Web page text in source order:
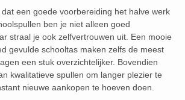
een goede voorbereiding het halve werk
ben je niet alleen goed
straal je ook zelfvertrouwen uit. Een mooie
gevulde schooltas maken zelfs de meest
een stuk overzichtelijker. Bovendien
kwalitatieve spullen om langer plezier te
nieuwe aankopen te hoeven doen.